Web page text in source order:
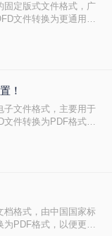
固定版式文件格式，广
文件转换为更通用的
！
子文件格式，主要用于
件转换为PDF格式，
档格式，由中国国家标
PDF格式，以便更好